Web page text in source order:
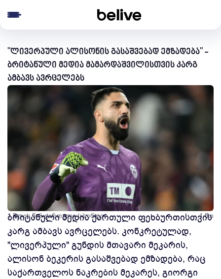
"ლივერპული ალისონის გასაშვებად ემზადება" -
ბრიტანული მედია მამარდაშვილისთვის კარგ
ამბავს ავრცელებს
1 წლის წინ ქართული სპორტი 1 წთ
ბრიტანული მედია ქართული ფეხბურთისთვის
კარგ ამბავს ავრცელებს. კონკრეტულად,
"ლივერპული" გუნდის მთავარი მეკარის,
ალისონ ბეკერის გასაშვებად ემზადება, რაც
საქართველოს ნაკრების მეკარეს, გიორგი